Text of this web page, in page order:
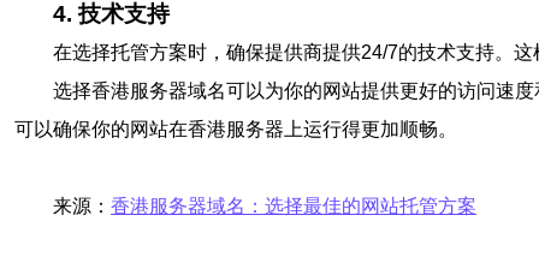
4. 技术支持
在选择托管方案时，确保提供商提供24/7的技术支持。
选择香港服务器域名可以为你的网站提供更好的访问速
可以确保你的网站在香港服务器上运行得更加顺畅。
来源： 香港服务器域名：选择最佳的网站托管方案